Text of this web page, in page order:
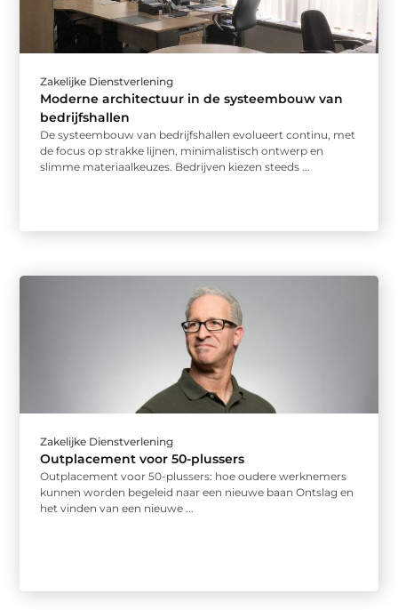
Zakelijke Dienstverlening
Moderne architectuur in de systeembouw van
bedrijfshallen
De systeembouw van bedrijfshallen evolueert continu, met
de focus op strakke lijnen, minimalistisch ontwerp en
slimme materiaalkeuzes. Bedrijven kiezen steeds ...
Zakelijke Dienstverlening
Outplacement voor 50-plussers
Outplacement voor 50-plussers: hoe oudere werknemers
kunnen worden begeleid naar een nieuwe baan Ontslag en
het vinden van een nieuwe ...